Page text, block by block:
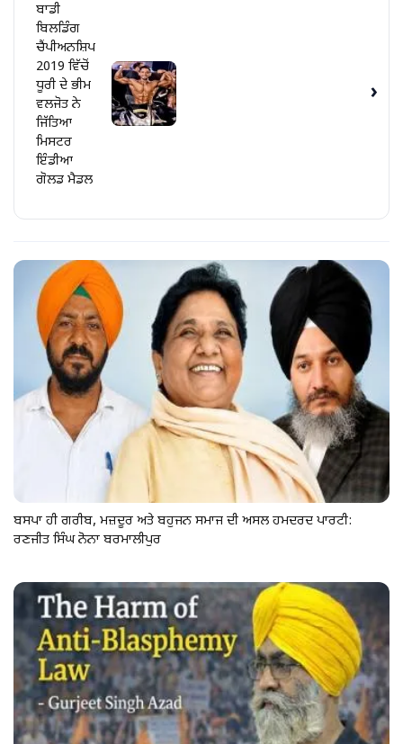
ਬਾਡੀ
ਬਿਲਡਿੰਗ
ਚੈਂਪੀਅਨਸ਼ਿਪ
2019 ਵਿੱਚੋਂ
ਧੂਰੀ ਦੇ ਭੀਮ
ਵਲਜੋਤ ਨੇ
ਜਿੱਤਿਆ
ਮਿਸਟਰ
ਇੰਡੀਆ
ਗੋਲਡ ਮੈਡਲ
›
ਬਸਪਾ ਹੀ ਗਰੀਬ, ਮਜ਼ਦੂਰ ਅਤੇ ਬਹੁਜਨ ਸਮਾਜ ਦੀ ਅਸਲ ਹਮਦਰਦ ਪਾਰਟੀ:
ਰਣਜੀਤ ਸਿੰਘ ਨੋਨਾ ਬਰਮਾਲੀਪੁਰ